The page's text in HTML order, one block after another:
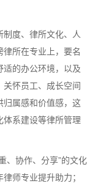
度、律所文化、人
所在专业上，要名
适的办公环境，以及
怀员工、成长空间
归属感和价值感，这
体系建设等律所管理
、协作、分享”的文化
师专业提升助力；